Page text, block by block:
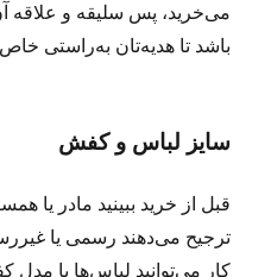
می‌خرید، پس سلیقه و علاقه‌
باشد تا هدیه‌تان به‌راستی
سایز لباس و کفش
قبل از خرید ببینید مادر یا
ترجیح می‌دهند رسمی یا
کار می‌توانید لباس‌ها یا